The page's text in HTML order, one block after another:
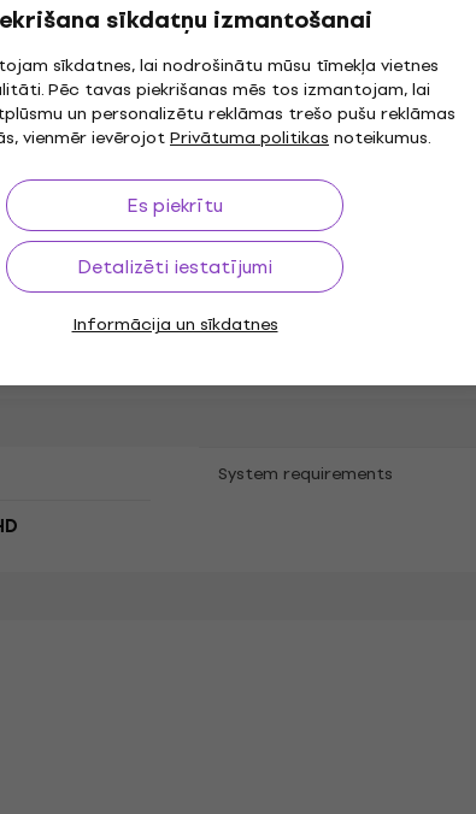
sīkdatņu izmantošanai
sīkdatnes, lai nodrošinātu mūsu tīmekļa vietnes
Pēc tavas piekrišanas mēs tos izmantojam, lai
un personalizētu reklāmas trešo pušu reklāmas
vienmēr ievērojotPrivātuma politikasnoteikumus.
Es piekrītu
Detalizēti iestatījumi
Informācija un sīkdatnes
System requirements